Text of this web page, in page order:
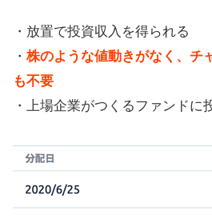
ト（リスク）
【大事な追記】ソーシャ
ングの健全化が進んでる
【随時更新】ソーシャル
ソーシャルレンディング
グ
・放置で投資収入を得られる
・ 株のような値動きがなく、チ
も不要
・上場企業がつくるファンドに